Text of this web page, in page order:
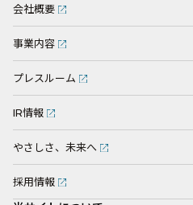
会社概要
事業内容
プレスルーム
IR情報
やさしさ、未来へ
採用情報